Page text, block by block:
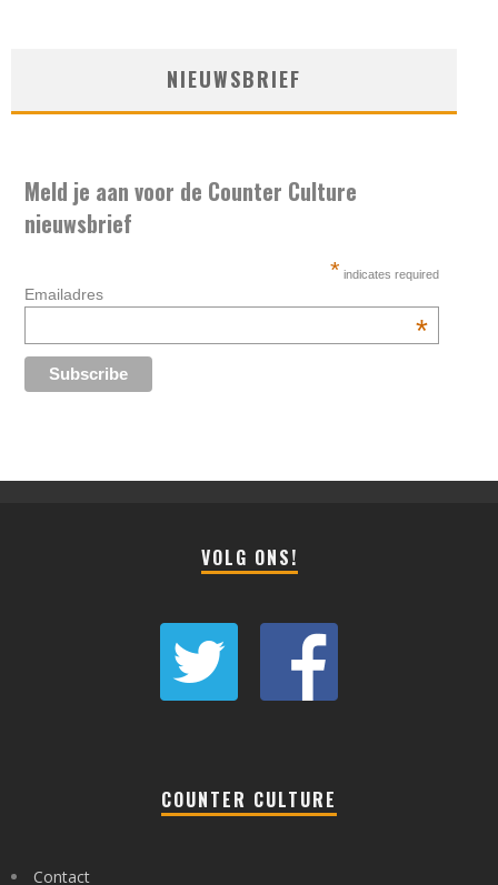
NIEUWSBRIEF
Meld je aan voor de Counter Culture
nieuwsbrief
* indicates required
Emailadres
*
VOLG ONS!
COUNTER CULTURE
Contact